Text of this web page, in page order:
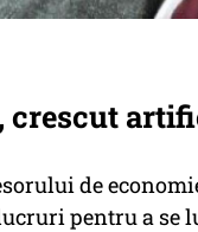
crescut
de
pentru a se